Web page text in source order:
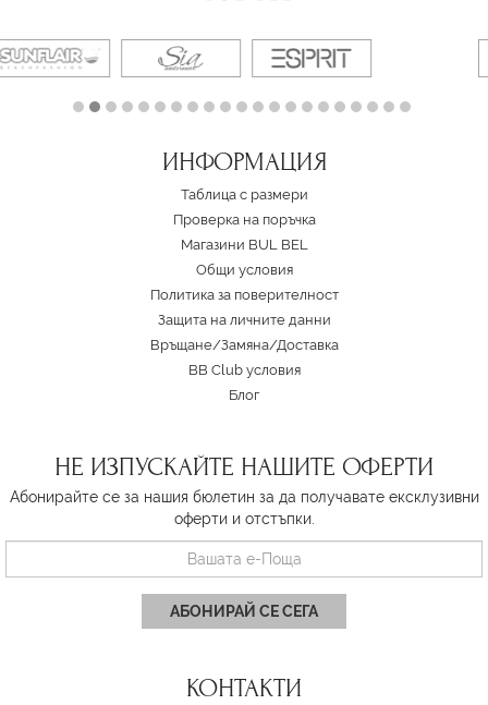
ИНФОРМАЦИЯ
Таблица с размери
Проверка на поръчка
Магазини BUL BEL
Oбщи условия
Политика за поверителност
Защита на личните данни
Връщане/Замяна/Доставка
BB Club условия
Блог
НЕ ИЗПУСКАЙТЕ НАШИТЕ ОФЕРТИ
Абонирайте се за нашия бюлетин за да получавате ексклузивни
оферти и отстъпки.
АБОНИРАЙ СЕ СЕГА
КОНТАКТИ